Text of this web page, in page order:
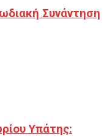
Συνάντηση
Υπάτης: